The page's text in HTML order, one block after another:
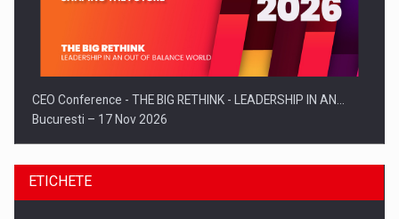
CEO Conference - THE BIG RETHINK - LEADERSHIP IN AN…
Bucuresti – 17 Nov 2026
ETICHETE